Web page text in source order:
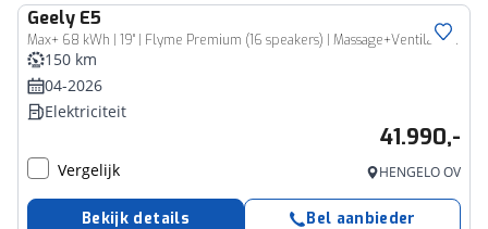
Geely E5
Max+ 68 kWh | 19'' | Flyme Premium (16 speakers) | Massage+Ventilatie | Pano | Elek. Klep | Stuur-Stoelverw. | 450 WLTP
150 km
04-2026
Elektriciteit
41.990,-
Vergelijk HENGELO OV
Bekijk details Bel aanbieder